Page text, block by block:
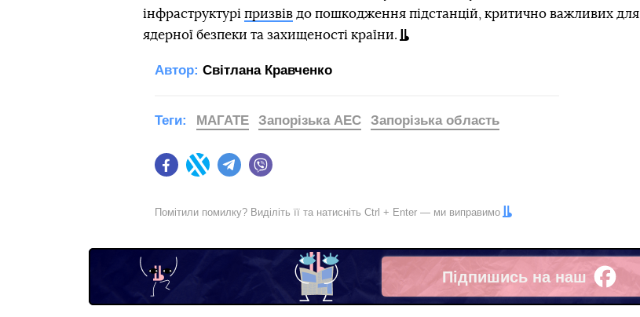
інфраструктурі призвів до пошкодження підстанцій, критично важливих для
ядерної безпеки та захищеності країни.
Автор: Світлана Кравченко
FacebookTwitter Telegram
Теги: МАГАТЕ Запорізька АЕС Запорізька область
Помітили помилку? Виділіть її та натисніть Ctrl + Enter — ми виправимо
Підпишись на наш
Facebook